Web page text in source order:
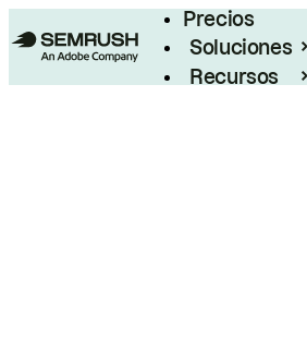
Precios
Soluciones
Recursos